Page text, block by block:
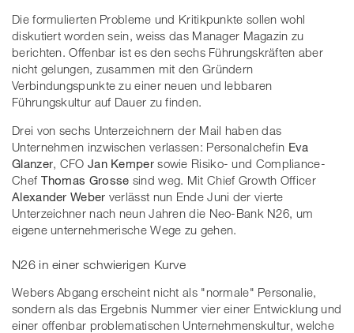
Die formulierten Probleme und Kritikpunkte sollen wohl
diskutiert worden sein, weiss das Manager Magazin zu
berichten. Offenbar ist es den sechs Führungskräften aber
nicht gelungen, zusammen mit den Gründern
Verbindungspunkte zu einer neuen und lebbaren
Führungskultur auf Dauer zu finden.
Drei von sechs Unterzeichnern der Mail haben das
Unternehmen inzwischen verlassen: Personalchefin Eva
Glanzer, CFO Jan Kempersowie Risiko- und Compliance-
Chef Thomas Grosse sind weg. Mit Chief Growth Officer
Alexander Weber verlässt nun Ende Juni der vierte
Unterzeichner nach neun Jahren die Neo-Bank N26, um
eigene unternehmerische Wege zu gehen.
N26 in einer schwierigen Kurve
Webers Abgang erscheint nicht als "normale" Personalie,
sondern als das Ergebnis Nummer vier einer Entwicklung und
einer offenbar problematischen Unternehmenskultur, welche